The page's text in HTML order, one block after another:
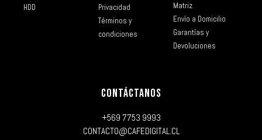
HDD
Privacidad
Términos y
condiciones
Matriz
Envío a Domicilio
Garantías y
Devoluciones
CONTÁCTANOS
+569 7753 9993
CONTACTO@CAFEDIGITAL.CL